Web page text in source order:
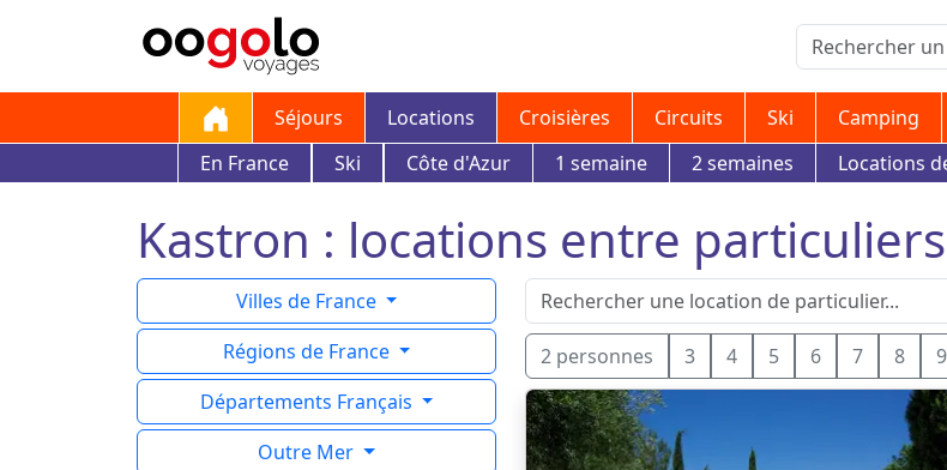
Séjours Locations Croisières Circuits Ski Camping
En France
Ski Côte d'Azur 1 semaine 2 semaines Locations
Kastron : locations entre particuliers
Villes de France
Régions de France
Départements Français
Outre Mer
2 personnes 3 4 5 6 7 8 9